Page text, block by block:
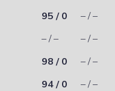
95 / 0
– / –
– / –
– / –
98 / 0
– / –
94 / 0
– / –